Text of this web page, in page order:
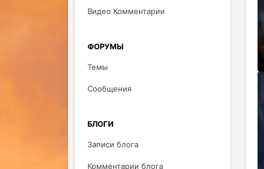
Видео Комментарии
ФОРУМЫ
Темы
Сообщения
БЛОГИ
Записи блога
Комментарии блога